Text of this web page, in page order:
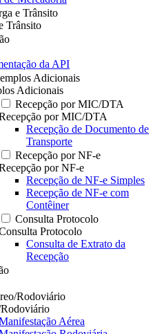
e Trânsito
Trânsito
da API
Adicionais
Adicionais
Recepção por MIC/DTA
por MIC/DTA
Recepção de Documento de
Transporte
Recepção por NF-e
por NF-e
Recepção de NF-e Simples
Recepção de NF-e com
Contêiner
Consulta Protocolo
Protocolo
Consulta de Extrato da
Recepção
Rodoviário
Aérea